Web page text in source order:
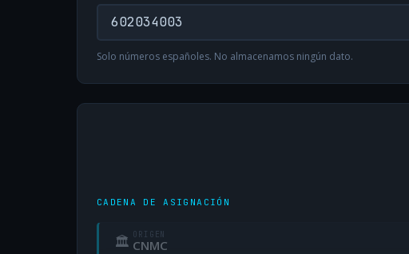
Solo números españoles. No almacenamos ningún dato.
CADENA DE ASIGNACIÓN
🏛 ORIGEN
CNMC